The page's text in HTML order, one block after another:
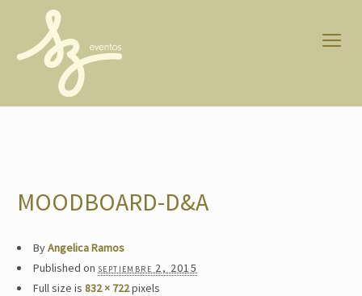
MOODBOARD-D&A
ByAngelica Ramos
Published on septiembre 2, 2015
Full size is 832 × 722pixels